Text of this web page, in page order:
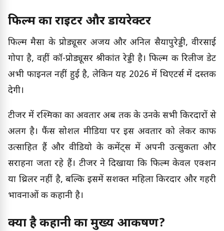
फिल्म का राइटर और डायरेक्टर
फिल्म मैसा के प्रोड्यूसर अजय और अनिल सैयापुरेड्डी, वीरसाई
गोपा है, वहीं कॉ-प्रोड्यूसर श्रीकांत रेड्डी है। फिल्म की रिलीज डेट
अभी फाइनल नहीं हुई है, लेकिन यह 2026 में थिएटर्स में दस्तक
देगी।
टीजर में रश्मिका का अवतार अब तक के उनके सभी किरदारों से
अलग है। फैंस सोशल मीडिया पर इस अवतार को लेकर काफी
उत्साहित हैं और वीडियो के कमेंट्स में अपनी उत्सुकता और
सराहना जता रहे हैं। टीजर ने दिखाया कि फिल्म केवल एक्शन
या थ्रिलर नहीं है, बल्कि इसमें सशक्त महिला किरदार और गहरी
भावनाओं की कहानी है।
क्या है कहानी का मुख्य आकर्षण?